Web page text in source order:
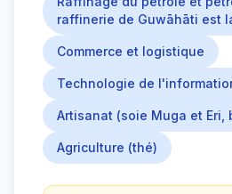
raffinerie de Guwāhāti est
Commerce et logistique
Technologie de
Artisanat (soie Muga et Eri,
Agriculture (thé)